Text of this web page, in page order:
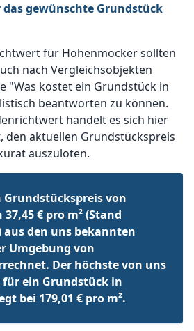
gewünschte Grundstück
für Hohenmocker sollten
nach Vergleichsobjekten
"Was kostet ein Grundstück in
beantworten zu können.
handelt es sich hier
den aktuellen Grundstückspreis
auszuloten.
Grundstückspreis von
€ pro m² (Stand
aus den uns bekannten
Umgebung von
Der höchste von uns
für ein Grundstück in
bei 179,01 € pro m².